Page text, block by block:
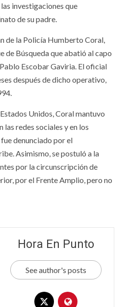
investigaciones que
de su padre.
de la Policía Humberto Coral,
de Búsqueda que abatió al capo
Escobar Gaviria. El oficial
después de dicho operativo,
Unidos, Coral mantuvo
las redes sociales y en los
denunciado por el
Asimismo, se postuló a la
por la circunscripción de
por el Frente Amplio, pero no
Hora En Punto
See author's posts